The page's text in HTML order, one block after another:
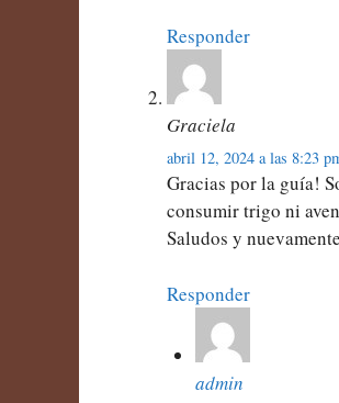
Responder
Graciela
abril 12, 2024 a las 8:23
Gracias por la guía!
consumir trigo ni
Saludos y
Responder
admin